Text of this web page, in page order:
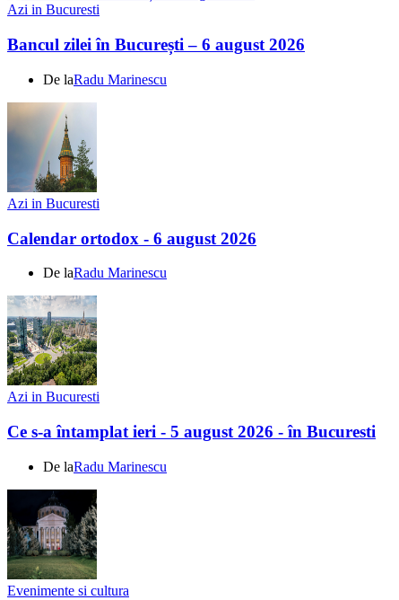
Azi in Bucuresti
Bancul zilei în București – 6 august 2026
De laRadu Marinescu
Azi in Bucuresti
Calendar ortodox - 6 august 2026
De laRadu Marinescu
Azi in Bucuresti
Ce s-a întamplat ieri - 5 august 2026 - în Bucuresti
De laRadu Marinescu
Evenimente si cultura